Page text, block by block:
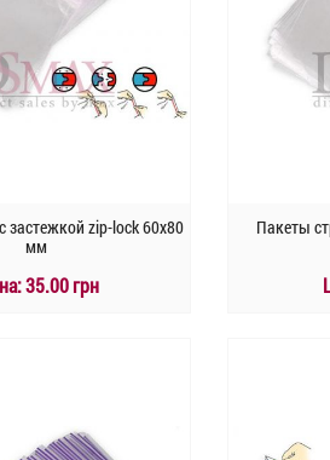
застежкой zip-lock 60х80
мм
35.00 грн
Пакеты